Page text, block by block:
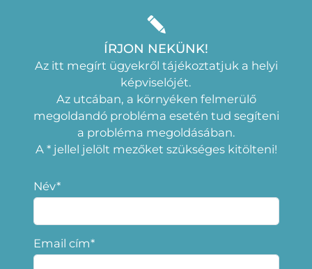
ÍRJON NEKÜNK!
Az itt megírt ügyekről tájékoztatjuk a helyi
képviselójét.
Az utcában, a környéken felmerülő
megoldandó probléma esetén tud segíteni
a probléma megoldásában.
A * jellel jelölt mezőket szükséges kitölteni!
Név*
Email cím*